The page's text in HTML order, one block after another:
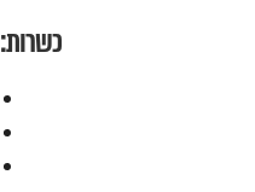
כשרות: